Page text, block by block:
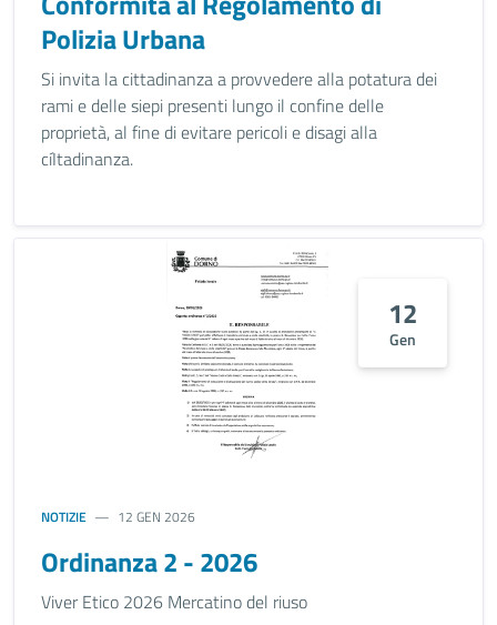
Polizia Urbana
Si invita la cittadinanza a provvedere alla potatura dei
rami e delle siepi presenti lungo il confine delle
proprietà, al fine di evitare pericoli e disagi alla
cíItadinanza.
12
Gen
NOTIZIE 12 GEN 2026
Ordinanza 2 - 2026
Viver Etico 2026 Mercatino del riuso